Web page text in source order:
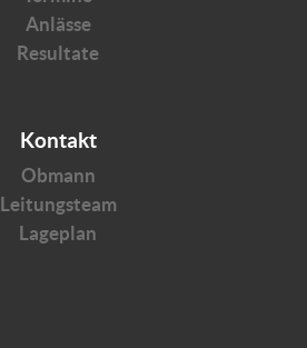
Anlässe
Resultate
Kontakt
Obmann
Leitungsteam
Lageplan